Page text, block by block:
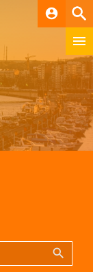
account_circle